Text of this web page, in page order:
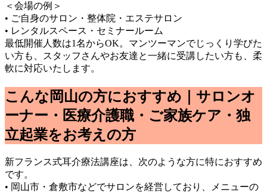
＜会場の例＞
• ご自身のサロン・整体院・エステサロン
• レンタルスペース・セミナールーム
最低開催人数は1名からOK。マンツーマンでじっくり学びた
い方も、スタッフさんやお友達と一緒に受講したい方も、柔
軟に対応いたします。
こんな岡山の方におすすめ｜サロンオ
ーナー・医療介護職・ご家族ケア・独
立起業をお考えの方
新フランス式耳介療法講座は、次のような方に特におすすめ
です。
• 岡山市・倉敷市などでサロンを経営しており、メニューの